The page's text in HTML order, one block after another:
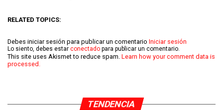
RELATED TOPICS:
Debes iniciar sesión para publicar un comentario Iniciar sesión
Lo siento, debes estar conectado para publicar un comentario.
This site uses Akismet to reduce spam. Learn how your comment data is
processed.
TENDENCIA